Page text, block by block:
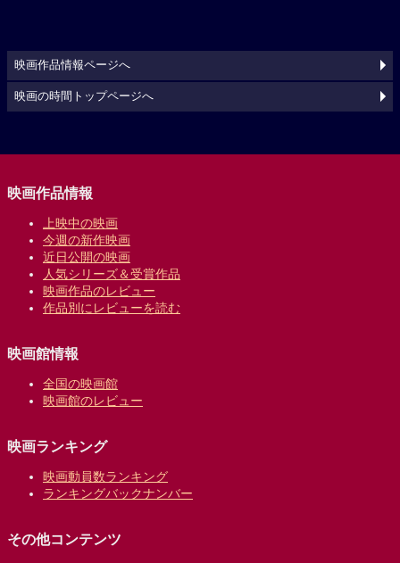
映画作品情報ページへ
映画の時間トップページへ
映画作品情報
上映中の映画
今週の新作映画
近日公開の映画
人気シリーズ＆受賞作品
映画作品のレビュー
作品別にレビューを読む
映画館情報
全国の映画館
映画館のレビュー
映画ランキング
映画動員数ランキング
ランキングバックナンバー
その他コンテンツ